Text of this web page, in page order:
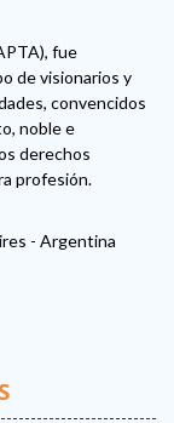
fue
de visionarios y
convencidos
noble e
derechos
profesión.
- Argentina